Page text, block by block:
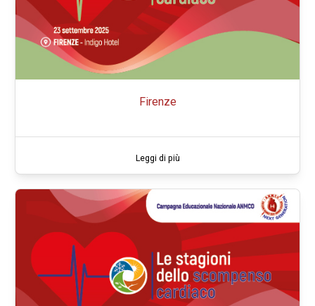
Firenze
Leggi di più